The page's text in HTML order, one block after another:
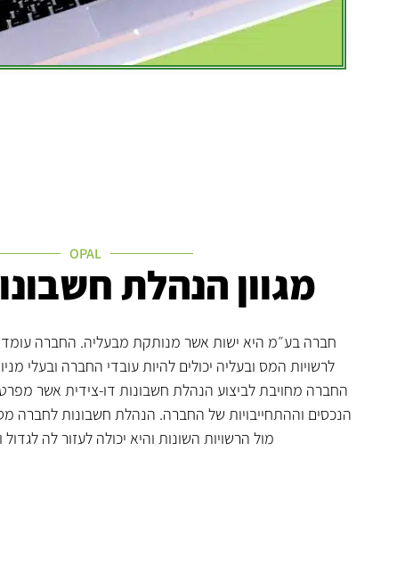
OPAL
מגוון הנהלת
חברה בע״מ היא ישות אשר מנותקת מבעליה. החברה
לרשויות המס ובעליה יכולים להיות עובדי החברה ובעלי
החברה מחויבת לביצוע הנהלת חשבונות דו-צידית אשר
הנכסים וההתחייבויות של החברה. הנהלת חשבונות לחברה
מול הרשויות השונות והיא יכולה לעזור לה